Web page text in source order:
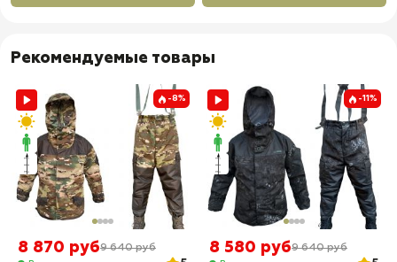
Рекомендуемые товары
-8%
8 870 руб9 640 руб
-11%
8 580 руб9 640 руб